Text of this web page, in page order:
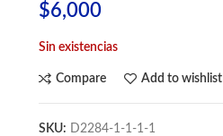
$6,000
Sin existencias
Compare Add to wishlist
SKU: D2284-1-1-1-1